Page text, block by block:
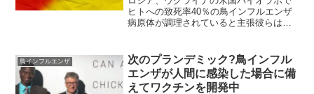
ヒトへの致死率40％の鳥インフルエンザ
病原体が調理されていると主張彼らは周
ン」接種者の間でなら、ありそうで
す、、5Gもあることだし、...
鳥インフルエンザ
次のプランデミック?鳥インフル
エンザが人間に感染した場合に備
えてワクチンを開発中